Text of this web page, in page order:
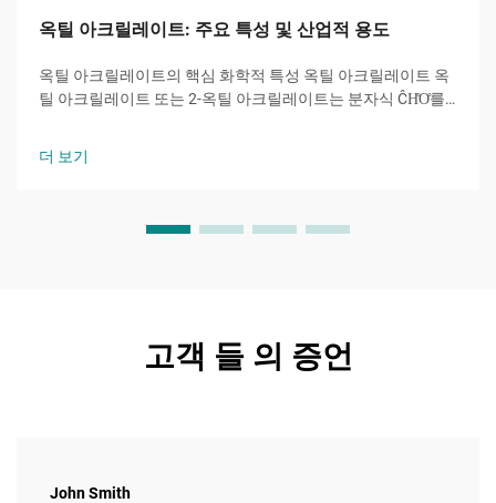
옥틸 아크릴레이트: 주요 특성 및 산업적 용도
옥틸 아크릴레이트의 핵심 화학적 특성 옥틸 아크릴레이트 옥
틸 아크릴레이트 또는 2-옥틸 아크릴레이트는 분자식 ĈH̊O̊를
더 보기
고객 들 의 증언
John Smith